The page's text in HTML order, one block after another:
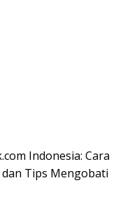
Indonesia: Cara
Tips Mengobati